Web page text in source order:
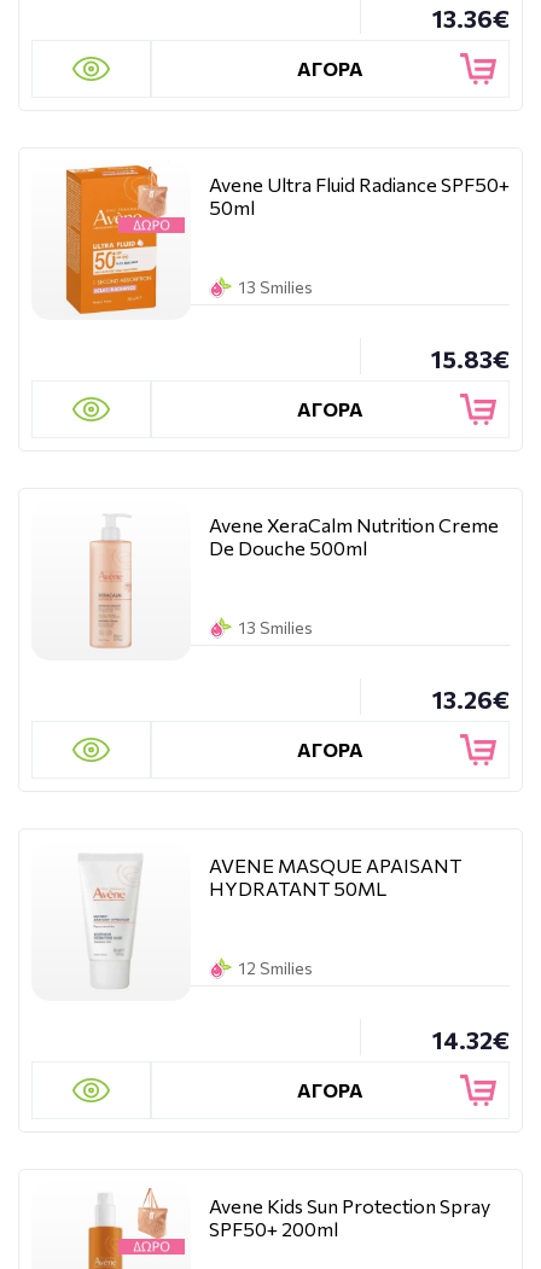
13.36€
ΑΓΟΡΑ
Avene Ultra Fluid Radiance SPF50+
50ml
13 Smilies
15.83€
ΑΓΟΡΑ
Avene XeraCalm Nutrition Creme
De Douche 500ml
13 Smilies
13.26€
ΑΓΟΡΑ
AVENE MASQUE APAISANT
HYDRATANT 50ML
12 Smilies
14.32€
ΑΓΟΡΑ
Avene Kids Sun Protection Spray
SPF50+ 200ml